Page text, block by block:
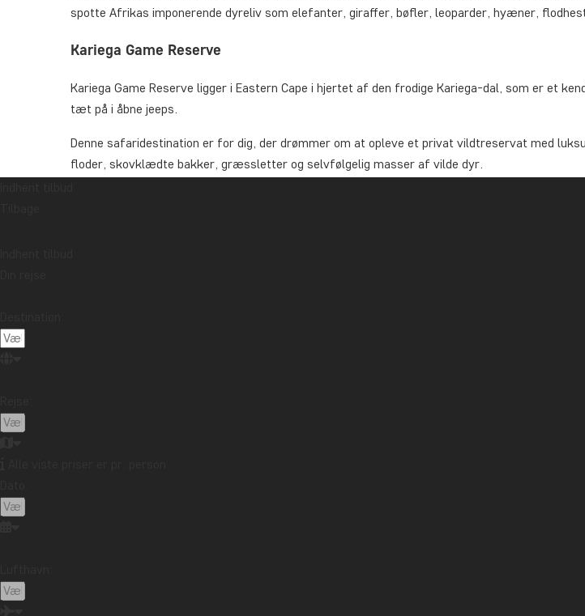
spotte Afrikas imponerende dyreliv som elefanter, giraffer, bøfler, leoparder, hyæner,
Kariega Game Reserve
Kariega Game Reserve ligger i Eastern Cape i hjertet af den frodige Kariega-dal, som er et
tæt på i åbne jeeps.
Denne safaridestination er for dig, der drømmer om at opleve et privat vildtreservat med
floder, skovklædte bakker, græssletter og selvfølgelig masser af vilde dyr.